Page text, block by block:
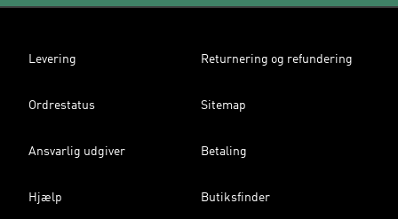
Levering Returnering og refundering
Ordrestatus Sitemap
Ansvarlig udgiver Betaling
Hjælp Butiksfinder